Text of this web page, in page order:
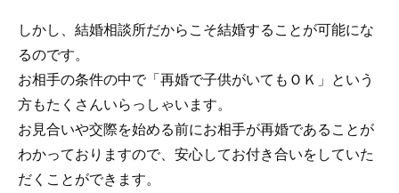
しかし、結婚相談所だからこそ結婚することが可能にな
るのです。
お相手の条件の中で「再婚で子供がいてもＯＫ」という
方もたくさんいらっしゃいます。
お見合いや交際を始める前にお相手が再婚であることが
わかっておりますので、安心してお付き合いをしていた
だくことができます。